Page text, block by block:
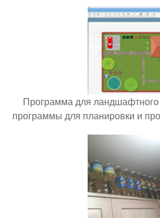
Программа для
программы для планировки и